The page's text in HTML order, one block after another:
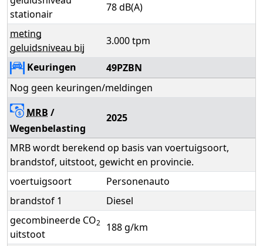
stationair
78 dB(A)
meting
geluidsniveau bij
3.000 tpm
Keuringen
49PZBN
Nog geen keuringen/meldingen
MRB /
Wegenbelasting
2025
MRB wordt berekend op basis van voertuigsoort,
brandstof, uitstoot, gewicht en provincie.
voertuigsoort
Personenauto
brandstof 1
Diesel
gecombineerde CO2
uitstoot
188 g/km